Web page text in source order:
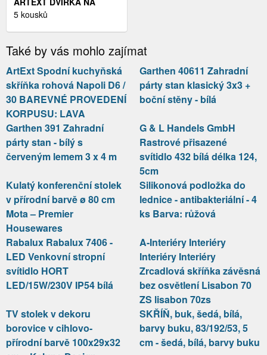
MYČKU NÁDOBÍ BONN |
5 kousků
Také by vás mohlo zajímat
ArtExt Spodní kuchyňská
skříňka rohová Napoli D6 /
30 BAREVNÉ PROVEDENÍ
KORPUSU: LAVA
Garthen 40611 Zahradní
párty stan klasický 3x3 +
boční stěny - bílá
Garthen 391 Zahradní
párty stan - bílý s
červeným lemem 3 x 4 m
G & L Handels GmbH
Rastrové přisazené
svítidlo 432 bílá délka 124,
5cm
Kulatý konferenční stolek
v přírodní barvě ø 80 cm
Mota – Premier
Housewares
Silikonová podložka do
lednice - antibakteriální - 4
ks Barva: růžová
Rabalux Rabalux 7406 -
LED Venkovní stropní
svítidlo HORT
LED/15W/230V IP54 bílá
A-Interiéry Interiéry
Interiéry Interiéry
Zrcadlová skříňka závěsná
bez osvětlení Lisabon 70
ZS lisabon 70zs
TV stolek v dekoru
borovice v cihlovo-
přírodní barvě 100x29x32
SKŘÍŇ, buk, šedá, bílá,
barvy buku, 83/192/53, 5
cm - šedá, bílá, barvy buku